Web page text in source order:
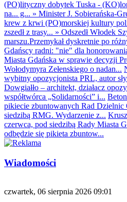
(PO)lityczny dobytek Tuska -
na... g... » Minister J. Sobierańska-
krew z krwi (PO)morskiej kultury
zszedł z trasy... » Odszedł Włodek
marszu.Przemykał dyskretnie po
Gdańscy radni: "nie" dla
Miasta Gdańska w sprawie decyzji
Wołodymyra Zełenskiego o nadan...
wybitny opozycjonista PRL, autor
Dowgiałło – architekt, działacz
współtwórca „Solidarności” i...
pikiecie zbuntowanych Rad Dzielnic
siedzibą RMG. Wydarzenie z...
czerwca, pod siedzibą Rady Miasta
odbędzie się pikieta zbuntow...
Wiadomości
czwartek, 06 sierpnia 2026 09:01